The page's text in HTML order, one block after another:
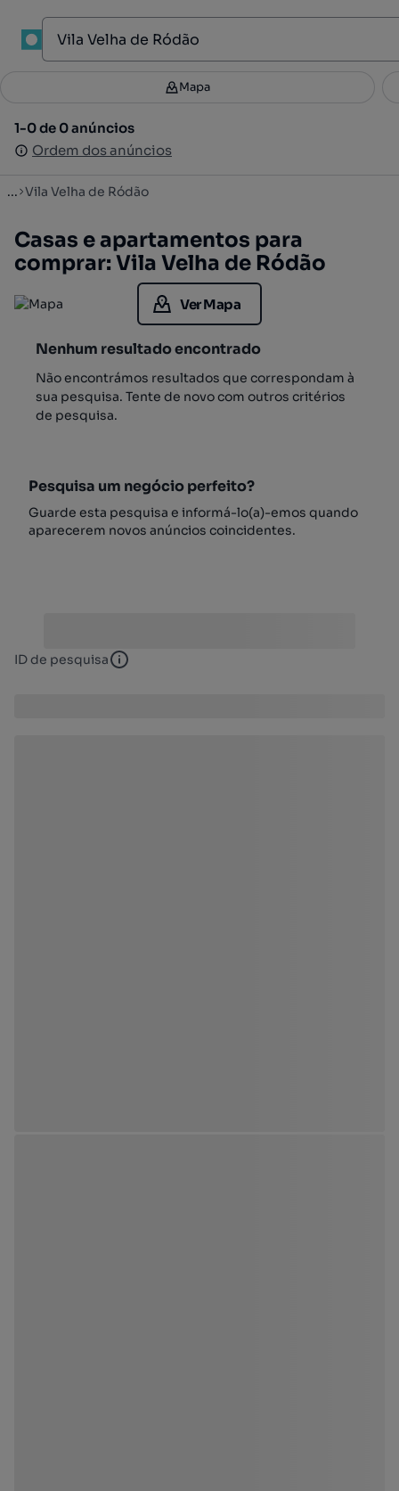
Filtros 1
1-0 de 0 anúncios
Ordem dos anúncios
Mapa
1-0 de 0 anúncios
Ordem dos anúncios
... Vila Velha de Ródão
Casas e apartamentos para
comprar: Vila Velha de Ródão
Ver Mapa
Nenhum resultado encontrado
Não encontrámos resultados que correspondam à
sua pesquisa. Tente de novo com outros critérios
de pesquisa.
Pesquisa um negócio perfeito?
Guarde esta pesquisa e informá-lo(a)-emos quando
aparecerem novos anúncios coincidentes.
ID de pesquisa ID de pesquisa